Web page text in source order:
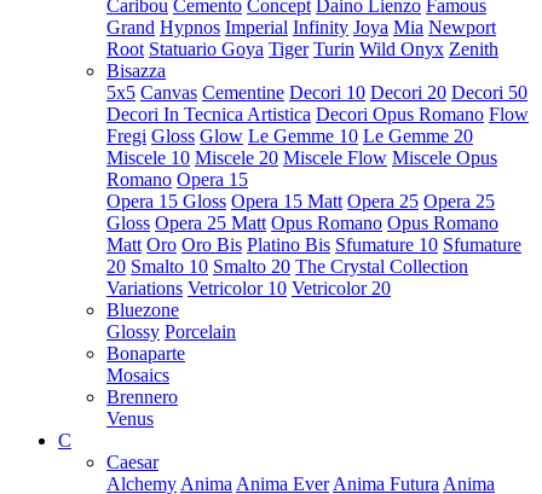
Caribou Cemento Concept Daino Lienzo Famous
Grand Hypnos Imperial Infinity Joya Mia Newport
Root Statuario Goya Tiger Turin Wild Onyx Zenith
Bisazza
5x5 Canvas Cementine Decori 10 Decori 20 Decori 50
Decori In Tecnica Artistica Decori Opus Romano Flow
Fregi Gloss Glow Le Gemme 10 Le Gemme 20
Miscele 10 Miscele 20 Miscele Flow Miscele Opus
Romano Opera 15
Opera 15 Gloss Opera 15 Matt Opera 25 Opera 25
Gloss Opera 25 Matt Opus Romano Opus Romano
Matt Oro Oro Bis Platino Bis Sfumature 10 Sfumature
20 Smalto 10 Smalto 20 The Crystal Collection
Variations Vetricolor 10 Vetricolor 20
Bluezone
Glossy Porcelain
Bonaparte
Mosaics
Brennero
Venus
C
Caesar
Alchemy Anima Anima Ever Anima Futura Anima